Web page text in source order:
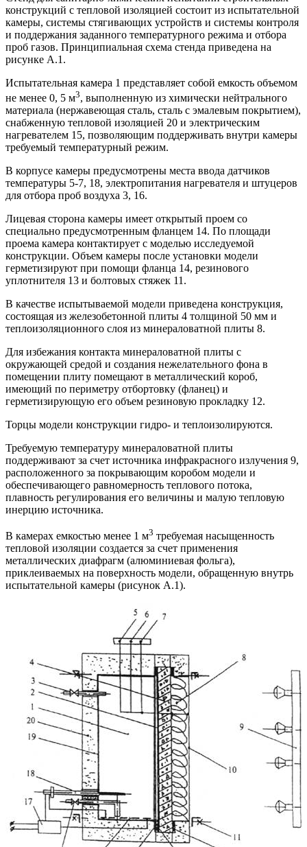
конструкций с тепловой изоляцией состоит из испытательной
камеры, системы стягивающих устройств и системы контроля
и поддержания заданного температурного режима и отбора
проб газов. Принципиальная схема стенда приведена на
рисунке А.1.
Испытательная камера 1 представляет собой емкость объемом
не менее 0, 5 м3, выполненную из химически нейтрального
материала (нержавеющая сталь, сталь с эмалевым покрытием),
снабженную тепловой изоляцией 20 и электрическим
нагревателем 15, позволяющим поддерживать внутри камеры
требуемый температурный режим.
В корпусе камеры предусмотрены места ввода датчиков
температуры 5-7, 18, электропитания нагревателя и штуцеров
для отбора проб воздуха 3, 16.
Лицевая сторона камеры имеет открытый проем со
специально предусмотренным фланцем 14. По площади
проема камера контактирует с моделью исследуемой
конструкции. Объем камеры после установки модели
герметизируют при помощи фланца 14, резинового
уплотнителя 13 и болтовых стяжек 11.
В качестве испытываемой модели приведена конструкция,
состоящая из железобетонной плиты 4 толщиной 50 мм и
теплоизоляционного слоя из минераловатной плиты 8.
Для избежания контакта минераловатной плиты с
окружающей средой и создания нежелательного фона в
помещении плиту помещают в металлический короб,
имеющий по периметру отбортовку (фланец) и
герметизирующую его объем резиновую прокладку 12.
Торцы модели конструкции гидро- и теплоизолируются.
Требуемую температуру минераловатной плиты
поддерживают за счет источника инфракрасного излучения 9,
расположенного за покрывающим коробом модели и
обеспечивающего равномерность теплового потока,
плавность регулирования его величины и малую тепловую
инерцию источника.
В камерах емкостью менее 1 м3 требуемая насыщенность
тепловой изоляции создается за счет применения
металлических диафрагм (алюминиевая фольга),
приклеиваемых на поверхность модели, обращенную внутрь
испытательной камеры (рисунок A.1).